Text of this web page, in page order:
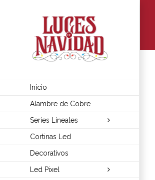
Inicio
Alambre de Cobre
Series Lineales
Cortinas Led
Decorativos
Led Pixel